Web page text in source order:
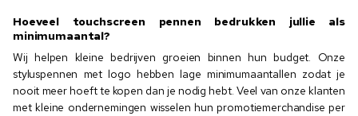
Hoeveel touchscreen pennen bedrukken jullie als
minimumaantal?
Wij helpen kleine bedrijven groeien binnen hun budget. Onze
styluspennen met logo hebben lage minimumaantallen zodat je
nooit meer hoeft te kopen dan je nodig hebt. Veel van onze klanten
met kleine ondernemingen wisselen hun promotiemerchandise per